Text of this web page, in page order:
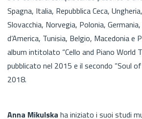
Spagna, Italia, Repubblica Ceca,
Slovacchia, Norvegia, Polonia,
d’America, Tunisia, Belgio, Macedonia e
album intitolato “Cello and Piano World
pubblicato nel 2015 e il secondo “Soul
2018.
Anna Mikulska ha iniziato i suoi studi